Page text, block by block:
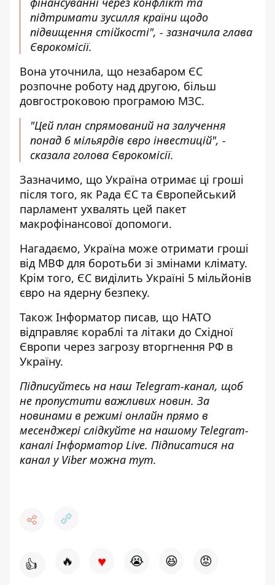
підтримати зусилля країни щодо
підвищення стійкості", - зазначила глава
Єврокомісії.
Вона уточнила, що незабаром ЄС
розпочне роботу над другою, більш
довгостроковою програмою МЗС.
"Цей план спрямований на залучення
понад 6 мільярдів євро інвестицій", -
сказала голова Єврокомісії.
Зазначимо, що Україна отримає ці гроші
після того, як Рада ЄС та Європейський
парламент ухвалять цей пакет
макрофінансової допомоги.
Нагадаємо, Україна може отримати гроші
від МВФ для боротьби зі змінами клімату.
Крім того, ЄС виділить Україні 5 мільйонів
євро на ядерну безпеку.
Також Інформатор писав, що НАТО
відправляє кораблі та літаки до Східної
Європи через загрозу вторгнення РФ в
Україну.
Підписуйтесь на наш Telegram-канал, щоб
не пропустити важливих новин. За
новинами в режимі онлайн прямо в
месенджері слідкуйте на нашому Telegram-
каналіІнформатор Live. Підписатися на
канал у Viber можна тут.
👍 🔥 ♥ 😭 😆 😡